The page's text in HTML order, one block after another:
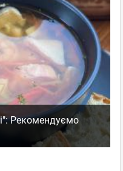
Рекомендуємо